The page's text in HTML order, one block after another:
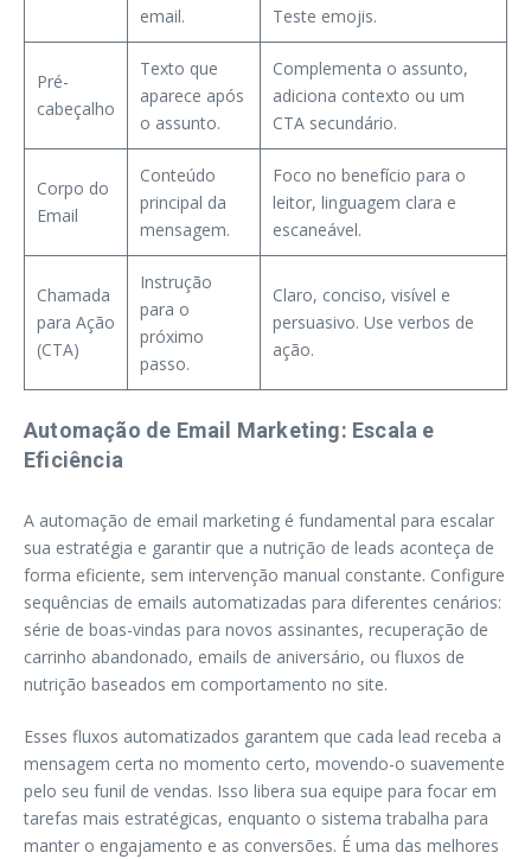
email. Teste emojis.
Pré-
cabeçalho
Texto que
aparece após
o assunto.
Complementa o assunto,
adiciona contexto ou um
CTA secundário.
Corpo do
Email
Conteúdo
principal da
mensagem.
Foco no benefício para o
leitor, linguagem clara e
escaneável.
Chamada
para Ação
(CTA)
Instrução
para o
próximo
passo.
Claro, conciso, visível e
persuasivo. Use verbos de
ação.
Automação de Email Marketing: Escala e
Eficiência
A automação de email marketing é fundamental para escalar
sua estratégia e garantir que a nutrição de leads aconteça de
forma eficiente, sem intervenção manual constante. Configure
sequências de emails automatizadas para diferentes cenários:
série de boas-vindas para novos assinantes, recuperação de
carrinho abandonado, emails de aniversário, ou fluxos de
nutrição baseados em comportamento no site.
Esses fluxos automatizados garantem que cada lead receba a
mensagem certa no momento certo, movendo-o suavemente
pelo seu funil de vendas. Isso libera sua equipe para focar em
tarefas mais estratégicas, enquanto o sistema trabalha para
manter o engajamento e as conversões. É uma das melhores